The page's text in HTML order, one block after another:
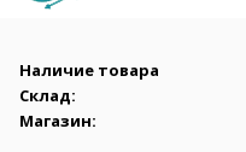
Наличие товара
Склад:
Магазин: